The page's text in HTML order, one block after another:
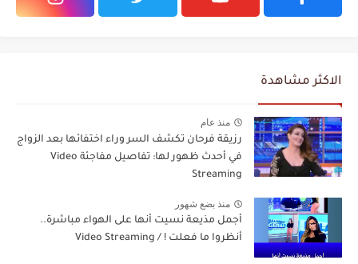
الاكثر مشاهدة
منذ عام
رزيقة فرحان تكشف السر وراء اختفائها بعد الزواج
في أحدث ظهور لها: تفاصيل مفاجئة Video
Streaming
منذ بضع شهور
أجمل مذيعة نسيت أنها على الهواء مباشرة..
أنظروا ما فعلت ! / Video Streaming